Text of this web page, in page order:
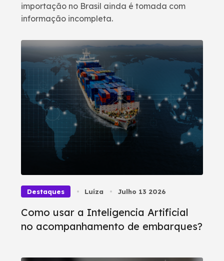
importação no Brasil ainda é tomada com
informação incompleta.
Destaques Luíza Julho 13 2026
Como usar a Inteligencia Artificial
no acompanhamento de embarques?